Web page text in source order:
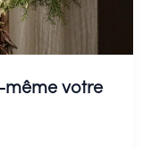
même votre